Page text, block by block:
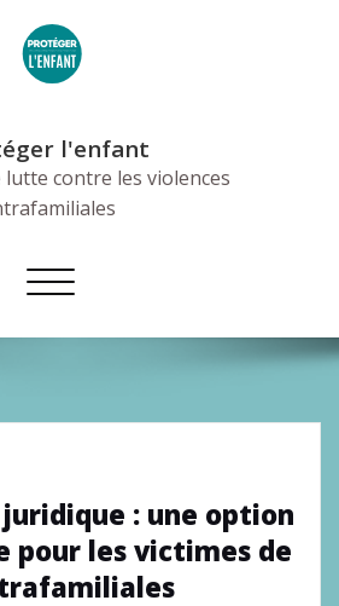
l'enfant
lutte contre les violences
Afficher/masquer
la
juridique : une option
pour les victimes de